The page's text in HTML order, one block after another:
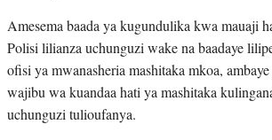
Amesema baada ya kugundulika kwa mauaji
Polisi lilianza uchunguzi wake na baadaye
ofisi ya mwanasheria mashitaka mkoa,
wajibu wa kuandaa hati ya mashitaka
uchunguzi tulioufanya.